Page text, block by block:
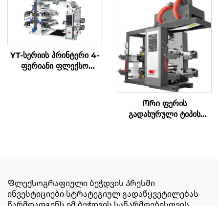
YT-სერიის პრინტერი 4-
ფერიანი ფლექსო
Ორი ფერის
გადახურული ტიპის
Ფლექსოგრაფიული ბეჭდვის პრესში
ინვესტიციები სტრატეგიულ გადაწყვეტილებას